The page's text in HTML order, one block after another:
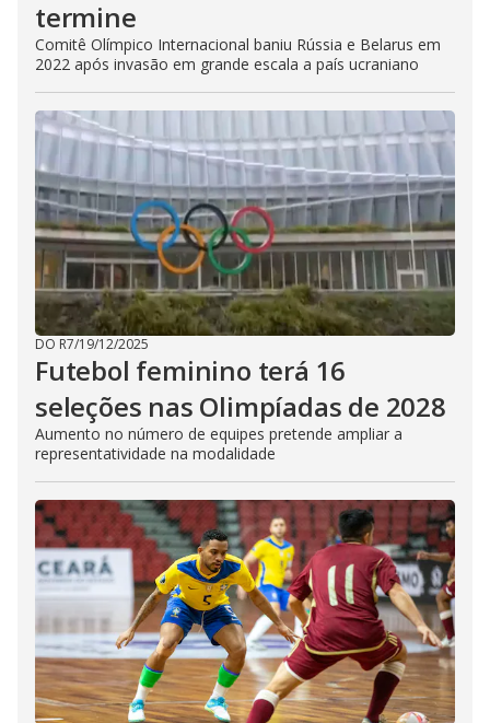
termine
Comitê Olímpico Internacional baniu Rússia e Belarus em
2022 após invasão em grande escala a país ucraniano
DO R7/19/12/2025
Futebol feminino terá 16
seleções nas Olimpíadas de 2028
Aumento no número de equipes pretende ampliar a
representatividade na modalidade